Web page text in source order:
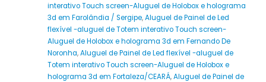
interativo Touch screen-Aluguel de Holobox e holograma
3d em Farolândia / Sergipe,Aluguel de Painel de Led
flexível -aluguel de Totem interativo Touch screen-
Aluguel de Holobox e holograma 3d em Fernando De
Noronha,Aluguel de Painel de Led flexível -aluguel de
Totem interativo Touch screen-Aluguel de Holobox e
holograma 3d em Fortaleza/CEARÁ,Aluguel de Painel de